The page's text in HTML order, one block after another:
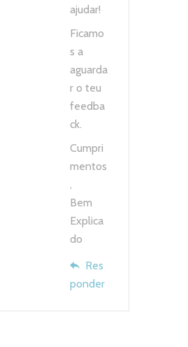
ajudar!
Ficamo
s a
aguarda
r o teu
feedba
ck.
Cumpri
mentos
,
Bem
Explica
do
Res
ponder